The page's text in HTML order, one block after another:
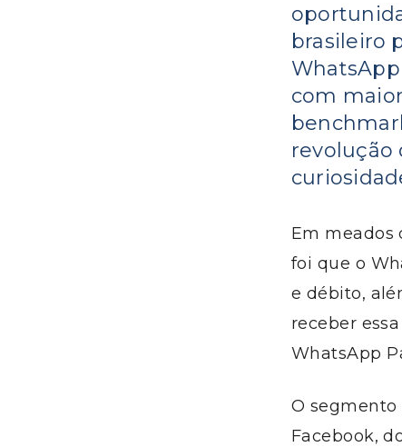
brasileiro
com
revolução
Em meados
foi que o
e débito,
receber
WhatsApp
O
Facebook,